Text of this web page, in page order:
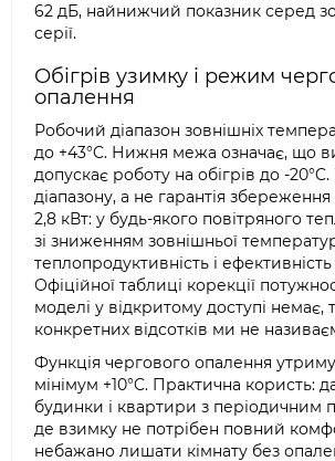
62 дБ, найнижчий показник серед
серії.
Обігрів узимку і режим
опалення
Робочий діапазон зовнішніх
до +43°C. Нижня межа означає, що
допускає роботу на обігрів до -
діапазону, а не гарантія
2,8 кВт: у будь-якого повітряного
зі зниженням зовнішньої
теплопродуктивність і
Офіційної таблиці корекції
моделі у відкритому доступі немає,
конкретних відсотків ми не
Функція чергового опалення
мінімум +10°C. Практична користь:
будинки і квартири з періодичним
де взимку не потрібен повний
небажано лишати кімнату без